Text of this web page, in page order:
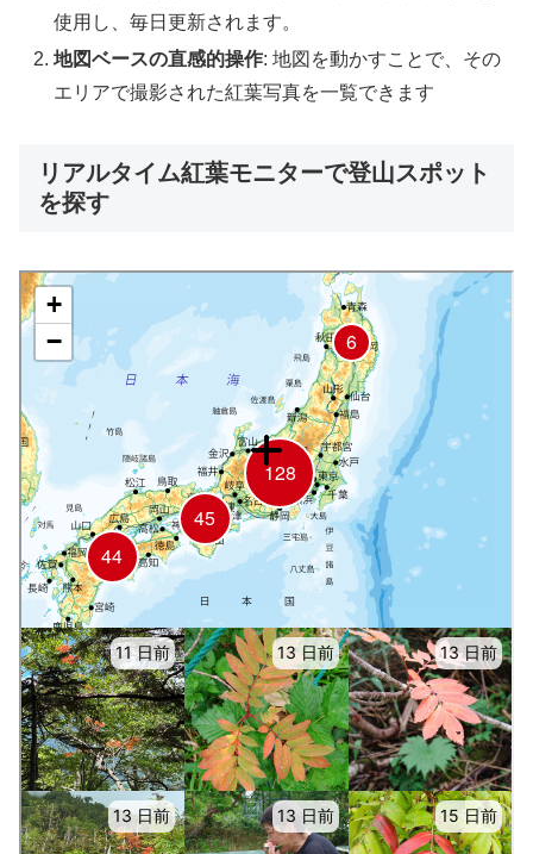
使用し、毎日更新されます。
地図ベースの直感的操作: 地図を動かすことで、その
エリアで撮影された紅葉写真を一覧できます
リアルタイム紅葉モニターで登山スポット
を探す